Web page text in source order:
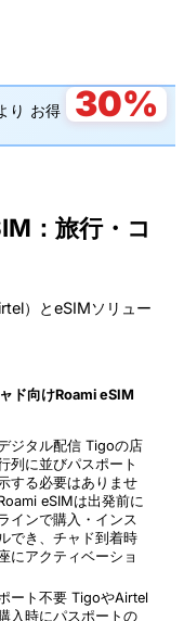
り お得 30%
：旅行・コ
）とeSIMソリュー
ド向けRoami eSIM
ジタル配信 Tigoの店
列に並びパスポート
する必要はありませ
eSIMは出発前に
インで購入・インス
でき、チャド到着時
にアクティベーショ
ート不要 TigoやAirtel
入時にパスポートの